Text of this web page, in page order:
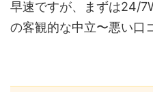
早速ですが、まずは24/
の客観的な中立〜悪い口